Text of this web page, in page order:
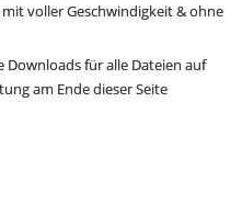
voller Geschwindigkeit & ohne
für alle Dateien auf
am Ende dieser Seite